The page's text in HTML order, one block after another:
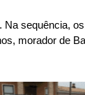
Na sequência, os
morador de